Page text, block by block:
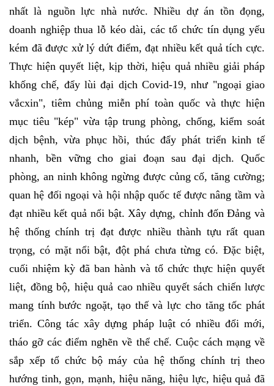
nhất là nguồn lực nhà nước. Nhiều dự án tồn đọng,
doanh nghiệp thua lỗ kéo dài, các tổ chức tín dụng yếu
kém đã được xử lý dứt điểm, đạt nhiều kết quả tích cực.
Thực hiện quyết liệt, kịp thời, hiệu quả nhiều giải pháp
khống chế, đẩy lùi đại dịch Covid-19, như "ngoại giao
vắcxin", tiêm chủng miễn phí toàn quốc và thực hiện
mục tiêu "kép" vừa tập trung phòng, chống, kiểm soát
dịch bệnh, vừa phục hồi, thúc đẩy phát triển kinh tế
nhanh, bền vững cho giai đoạn sau đại dịch. Quốc
phòng, an ninh không ngừng được củng cố, tăng cường;
quan hệ đối ngoại và hội nhập quốc tế được nâng tầm và
đạt nhiều kết quả nổi bật. Xây dựng, chỉnh đốn Đảng và
hệ thống chính trị đạt được nhiều thành tựu rất quan
trọng, có mặt nổi bật, đột phá chưa từng có. Đặc biệt,
cuối nhiệm kỳ đã ban hành và tổ chức thực hiện quyết
liệt, đồng bộ, hiệu quả cao nhiều quyết sách chiến lược
mang tính bước ngoặt, tạo thế và lực cho tăng tốc phát
triển. Công tác xây dựng pháp luật có nhiều đổi mới,
tháo gỡ các điểm nghẽn về thể chế. Cuộc cách mạng về
sắp xếp tổ chức bộ máy của hệ thống chính trị theo
hướng tinh, gọn, mạnh, hiệu năng, hiệu lực, hiệu quả đã